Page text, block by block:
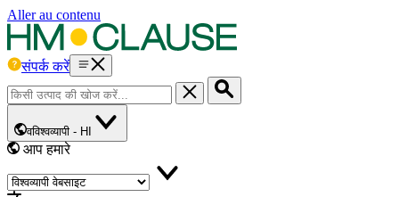
Aller au contenu
संपर्क करें
वविश्वव्यापी - HI
आप हमारे